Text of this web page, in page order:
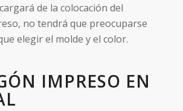
de la colocación del
no tendrá que preocuparse
elegir el molde y el color.
IMPRESO EN